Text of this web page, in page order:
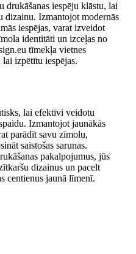
drukāšanas iespēju klāstu, lai
dizainu. Izmantojot modernās
iespējas, varat izveidot
identitāti un izceļas no
tīmekļa vietnes
lai izpētītu iespējas.
lai efektīvi veidotu
Izmantojot jaunākās
parādīt savu zīmolu,
saistošas sarunas.
pakalpojumus, jūs
dizainus un pacelt
centienus jaunā līmenī.